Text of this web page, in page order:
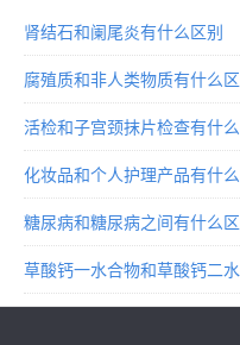
肾结石和阑尾炎有什么区别
腐殖质和非人类物质有什么
活检和子宫颈抹片检查有什
化妆品和个人护理产品有什
糖尿病和糖尿病之间有什么
草酸钙一水合物和草酸钙二